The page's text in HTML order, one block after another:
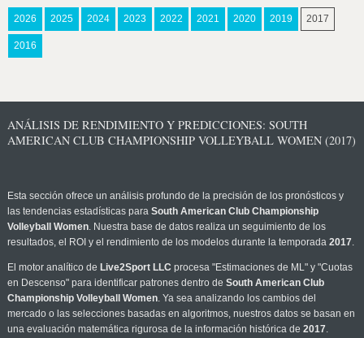
2026 2025 2024 2023 2022 2021 2020 2019 2017
2016
ANÁLISIS DE RENDIMIENTO Y PREDICCIONES: SOUTH
AMERICAN CLUB CHAMPIONSHIP VOLLEYBALL WOMEN (2017)
Esta sección ofrece un análisis profundo de la precisión de los pronósticos y
las tendencias estadísticas para South American Club Championship
Volleyball Women. Nuestra base de datos realiza un seguimiento de los
resultados, el ROI y el rendimiento de los modelos durante la temporada 2017.
El motor analítico de Live2Sport LLC procesa "Estimaciones de ML" y "Cuotas
en Descenso" para identificar patrones dentro de South American Club
Championship Volleyball Women. Ya sea analizando los cambios del
mercado o las selecciones basadas en algoritmos, nuestros datos se basan en
una evaluación matemática rigurosa de la información histórica de 2017.